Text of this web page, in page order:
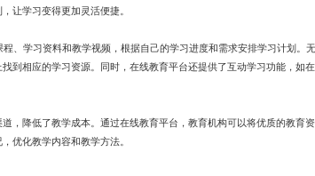
让学习变得更加灵活便捷。
、学习资料和教学视频，根据自己的学习进度和需求安排学习计划。
到相应的学习资源。同时，在线教育平台还提供了互动学习功能，如
，降低了教学成本。通过在线教育平台，教育机构可以将优质的教育
优化教学内容和教学方法。